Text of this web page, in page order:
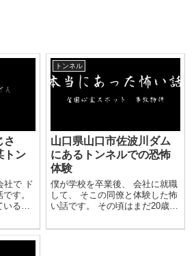
さ
トン
社で ド
す。
いる
じさん
れる場
所の...
トンネル
山口県山口市佐波川ダム
にあるトンネルでの恐怖
体験
僕が学校を卒業後、 会社に就職
して、 そこの同僚と体験した怖
い話です。 その頃はまだ20歳辺
えたあとも夜ドライブやボーリ